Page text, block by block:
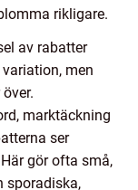
rikligare.
av rabatter
men
marktäckning
ser
gör ofta små,
sporadiska,